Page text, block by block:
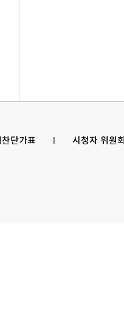
찬단가표 l 시청자 위원회